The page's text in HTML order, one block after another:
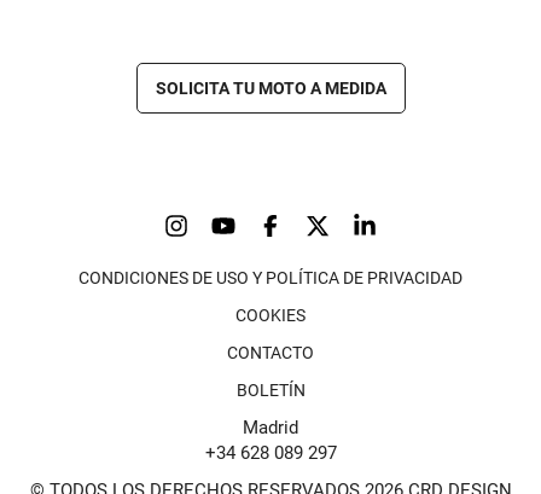
SOLICITA TU MOTO A MEDIDA
CONDICIONES DE USO Y POLÍTICA DE PRIVACIDAD
COOKIES
CONTACTO
BOLETÍN
Madrid
+34 628 089 297